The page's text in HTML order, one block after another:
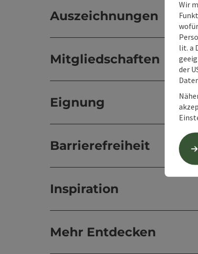
Auszeichnungen
Mitgliedschaften
Eignung
Barrierefreiheit
Inspiration
Mehr Entdecken
Wir
lit. a
der